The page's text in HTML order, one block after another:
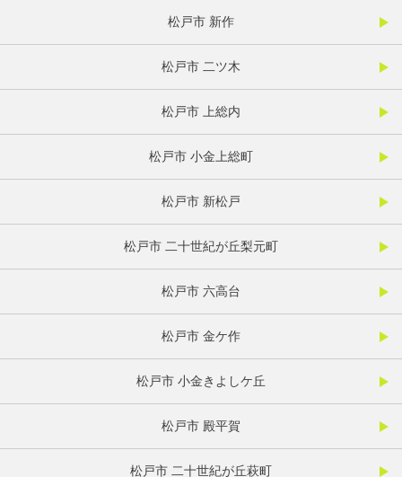
松戸市 新作
松戸市 二ツ木
松戸市 上総内
松戸市 小金上総町
松戸市 新松戸
松戸市 二十世紀が丘梨元町
松戸市 六高台
松戸市 金ケ作
松戸市 小金きよしケ丘
松戸市 殿平賀
松戸市 二十世紀が丘萩町